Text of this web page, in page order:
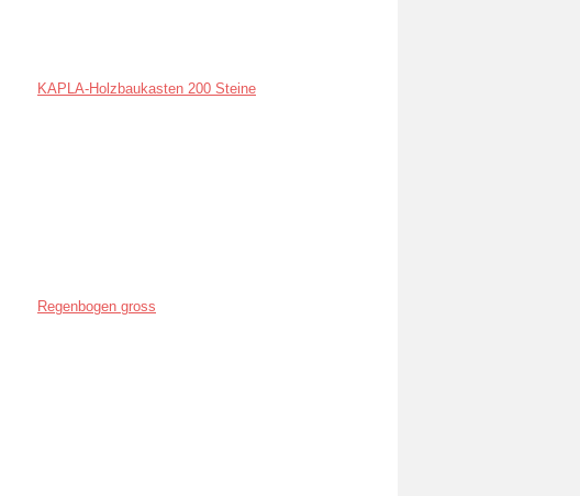
KAPLA-Holzbaukasten 200 Steine
Regenbogen gross